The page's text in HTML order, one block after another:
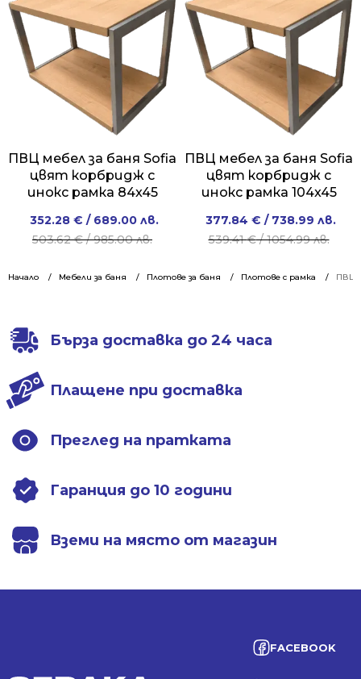
Начало Мебели за баня Плотове за баня Плотове с рамка ПВЦ
1045.00 лв..
749.00 лв..
913.00 лв..
639.01 лв..
ПВЦ мебел за баня Sofia
цвят корбридж с
инокс рамка 84x45
503.62€/ 985.00 лв.
Original
price
503.62 €
352.28 € / 689.00 лв.
Current
price
352.28 €
ПВЦ мебел за баня Sofia
цвят корбридж с
инокс рамка 104x45
539.41€/ 1054.99 лв.
Original
price
539.41 €
377.84 € / 738.99 лв.
Current
price
377.84 €
Бърза доставка до 24 часа
Плащене при доставка
Преглед на пратката
Гаранция до 10 години
Вземи на място от магазин
FACEBOOK